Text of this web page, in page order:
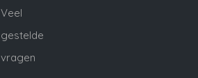
Veel
gestelde
vragen